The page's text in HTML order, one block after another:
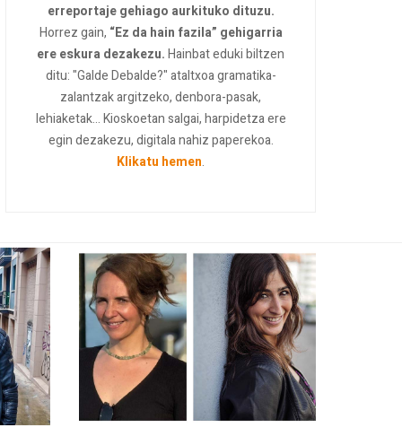
erreportaje gehiago aurkituko dituzu.
Horrez gain, “Ez da hain fazila” gehigarria
ere eskura dezakezu.Hainbat eduki biltzen
ditu: "Galde Debalde?" ataltxoa gramatika-
zalantzak argitzeko, denbora-pasak,
lehiaketak... Kioskoetan salgai, harpidetza ere
egin dezakezu, digitala nahiz paperekoa.
Klikatu hemen.